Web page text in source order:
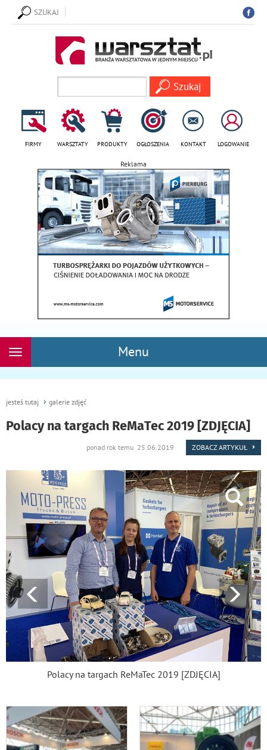
SZUKAJ
FIRMY WARSZTATY PRODUKTY OGŁOSZENIA KONTAKT LOGOWANIE
Reklama
Menu
Rozwiń
jesteś tutaj galerie zdjęć
Polacy na targach ReMaTec 2019 [ZDJĘCIA]
ponad rok temu 25.06.2019 ZOBACZ ARTYKUŁ
Polacy na targach ReMaTec 2019 [ZDJĘCIA]